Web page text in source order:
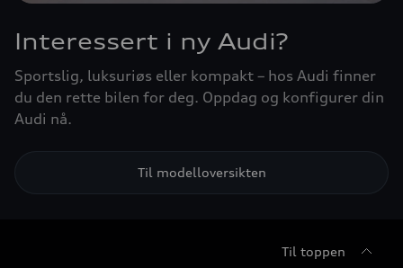
Interessert i ny Audi?
Sportslig, luksuriøs eller kompakt – hos Audi finner
du den rette bilen for deg. Oppdag og konfigurer din
Audi nå.
Til modelloversikten
Til toppen